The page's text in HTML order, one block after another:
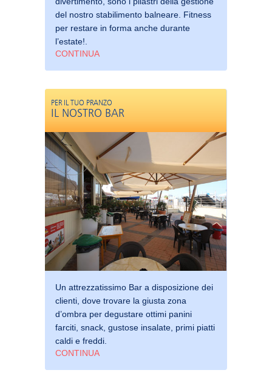
del nostro stabilimento balneare. Fitness
per restare in forma anche durante
l’estate!.
CONTINUA
PER IL TUO PRANZO
IL NOSTRO BAR
Un attrezzatissimo Bar a disposizione dei
clienti, dove trovare la giusta zona
d’ombra per degustare ottimi panini
farciti, snack, gustose insalate, primi piatti
caldi e freddi.
CONTINUA